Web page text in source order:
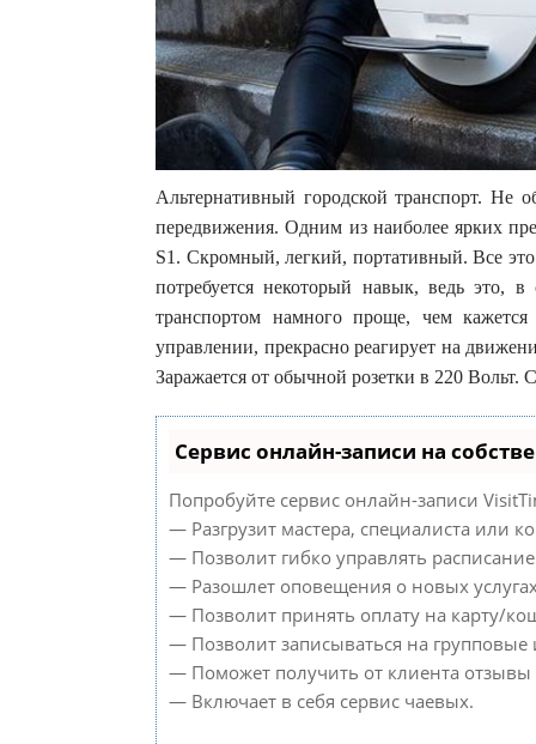
Альтернативный городской транспорт. Не
передвижения. Одним из наиболее ярких
S1. Скромный, легкий, портативный. Все
потребуется некоторый навык, ведь это,
транспортом намного проще, чем
управлении, прекрасно реагирует на
Заражается от обычной розетки в 220 Вольт.
Сервис онлайн-записи на
Попробуйте сервис онлайн-записи
— Разгрузит мастера, специалиста или
— Позволит гибко управлять
— Разошлет оповещения о новых
— Позволит принять оплату на карту/
— Позволит записываться на
— Поможет получить от клиента отзывы
— Включает в себя сервис чаевых.